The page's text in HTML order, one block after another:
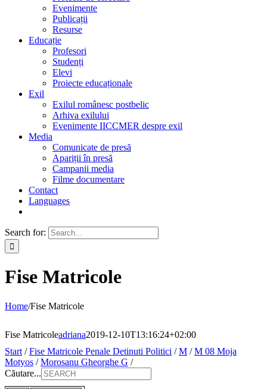
Evenimente
Publicații
Resurse
Educație
Profesori
Studenți
Elevi
Proiecte educaționale
Exil
Exilul românesc postbelic
Arhiva exilului
Evenimente IICCMER despre exil
Media
Comunicate de presă
Apariții în presă
Campanii media
Filme documentare
Contact
Languages
Search for:
Fise Matricole
Home/Fise Matricole
Fise Matricoleadriana2019-12-10T13:16:24+02:00
Start /Fise Matricole Penale Detinuti Politici /M /M 08 Moja
Motyos /Morosanu Gheorghe G /
Căutare...